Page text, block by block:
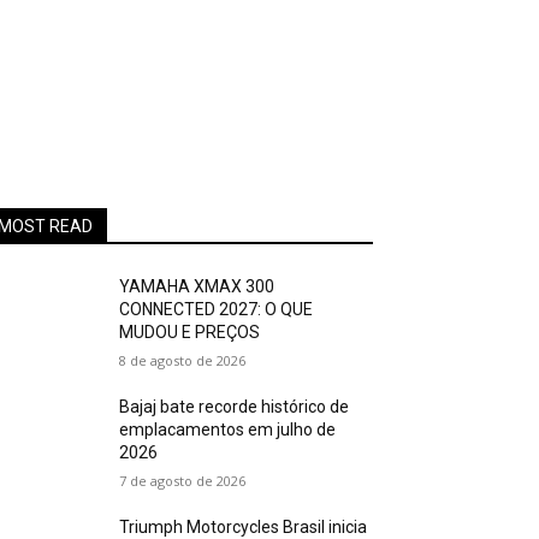
MOST READ
YAMAHA XMAX 300
CONNECTED 2027: O QUE
MUDOU E PREÇOS
8 de agosto de 2026
Bajaj bate recorde histórico de
emplacamentos em julho de
2026
7 de agosto de 2026
Triumph Motorcycles Brasil inicia